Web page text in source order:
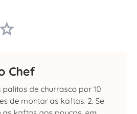
Chef
palitos de churrasco por 10
de montar as kaftas. 2. Se